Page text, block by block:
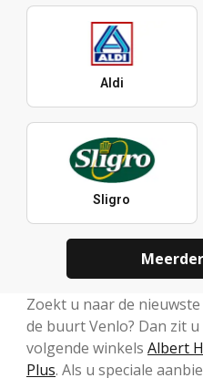
Aldi
Sligro
Zoekt u naar de
de buurt Venlo? Dan zit
volgende winkels Albert
Plus. Als u speciale